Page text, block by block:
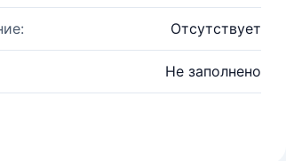
Отсутствует
Не заполнено